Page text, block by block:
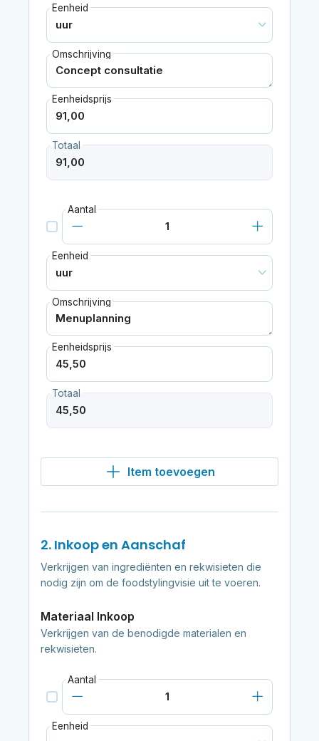
Eenheid
Omschrijving
Eenheidsprijs
Totaal
Aantal
Eenheid
Omschrijving
Eenheidsprijs
Totaal
Item toevoegen
2. Inkoop en Aanschaf
Verkrijgen van ingrediënten en rekwisieten die
nodig zijn om de foodstylingvisie uit te voeren.
Materiaal Inkoop
Verkrijgen van de benodigde materialen en
rekwisieten.
Aantal
Eenheid